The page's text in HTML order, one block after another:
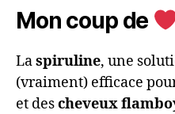
Mon coup de
Laspiruline, une
(vraiment) efficace
et descheveux